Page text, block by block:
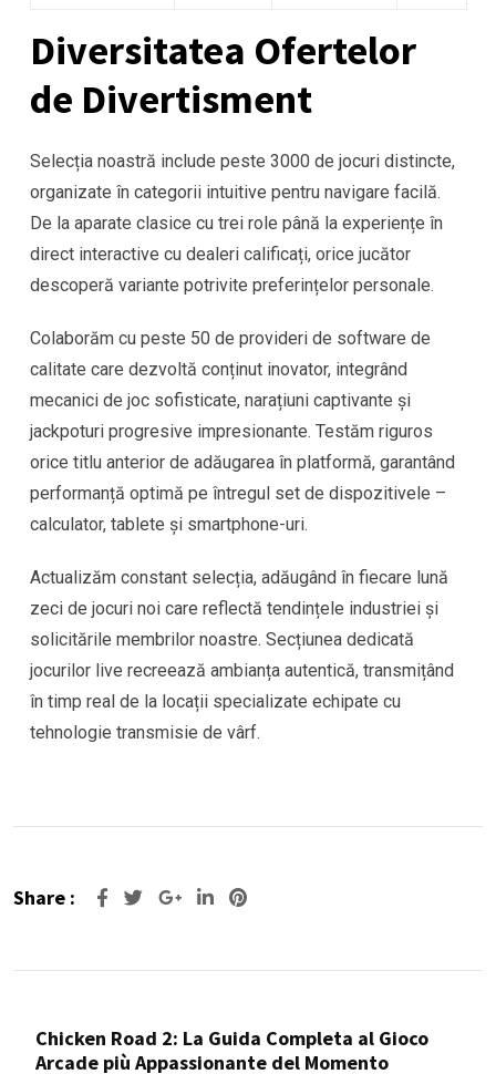
Diversitatea Ofertelor
de Divertisment
Selecția noastră include peste 3000 de jocuri distincte,
organizate în categorii intuitive pentru navigare facilă.
De la aparate clasice cu trei role până la experiențe în
direct interactive cu dealeri calificați, orice jucător
descoperă variante potrivite preferințelor personale.
Colaborăm cu peste 50 de provideri de software de
calitate care dezvoltă conținut inovator, integrând
mecanici de joc sofisticate, narațiuni captivante și
jackpoturi progresive impresionante. Testăm riguros
orice titlu anterior de adăugarea în platformă, garantând
performanță optimă pe întregul set de dispozitivele –
calculator, tablete și smartphone-uri.
Actualizăm constant selecția, adăugând în fiecare lună
zeci de jocuri noi care reflectă tendințele industriei și
solicitările membrilor noastre. Secțiunea dedicată
jocurilor live recreează ambianța autentică, transmițând
în timp real de la locații specializate echipate cu
tehnologie transmisie de vârf.
Share : Google+LinkedIn
Pinterest
Chicken Road 2: La Guida Completa al Gioco
Arcade più Appassionante del Momento